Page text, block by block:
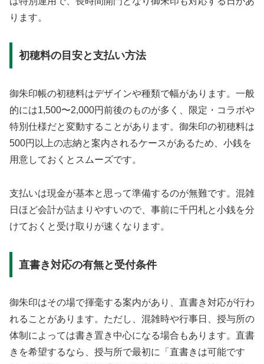
ります。
初穂料の目安と支払い方法
御朱印帳の初穂料はデザインや種類で幅があります。一般
的には1,500〜2,000円前後のものが多く、限定・コラボや
特別仕様だと変動することがあります。御朱印の初穂料は
500円以上の志納と案内されるケースがあるため、小銭を
用意しておくとスムーズです。
支払いは現金が基本と思って準備するのが無難です。混雑
日ほど会計が詰まりやすいので、事前に千円札と小銭を分
けておくと受け取りが速くなります。
直書き対応の有無と受付条件
御朱印はその場で揮毫する案内があり、直書き対応が行わ
れることがあります。ただし、混雑時や行事日、授与所の
体制によっては書き置き中心になる場合もあります。直書
きを希望するなら、授与所で最初に「直書きは可能です